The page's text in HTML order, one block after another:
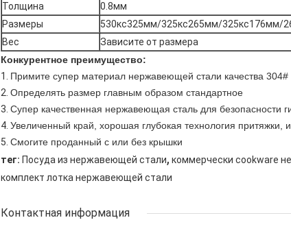
Толщина
0.8мм
Размеры
530кс325мм/325кс265мм/325кс176мм/
Вес
Зависите от размера
Конкурентное преимущество:
1. Примите супер материал нержавеющей стали качества 304#
2. Определять размер главным образом стандартное
3. Супер качественная нержавеющая сталь для безопасности
4. Увеличенный край, хорошая глубокая технология
5. Смогите проданный с или без крышки
тег: Посуда из нержавеющей стали, коммерчески cookware
комплект лотка нержавеющей стали
Контактная информация